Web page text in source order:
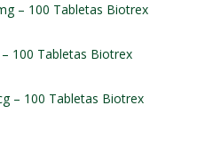
– 100 Tabletas Biotrex
100 Tabletas Biotrex
– 100 Tabletas Biotrex